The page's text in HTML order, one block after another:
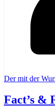
Der mit der
Fact’s &